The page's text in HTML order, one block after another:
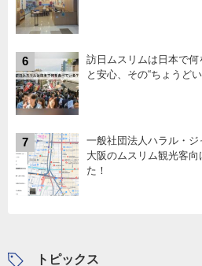
6
訪日ムスリムは日本で
と安心、その“ちょうど
7
一般社団法人ハラル・ジ
大阪のムスリム観光客
た！
トピックス